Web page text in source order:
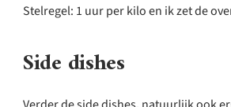
Stelregel: 1 uur per kilo en ik zet de
Side dishes